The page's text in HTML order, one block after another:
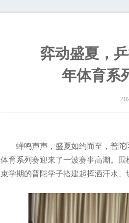
弈动盛夏，
年体育系
蝉鸣声声，盛夏如约而至，普陀
体育系列赛迎来了一波赛事高潮。
束学期的普陀学子搭建起挥洒汗水、